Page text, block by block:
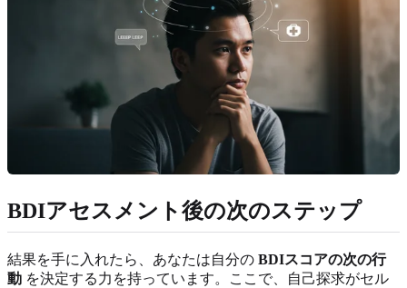
BDIアセスメント後の次のステップ
結果を手に入れたら、あなたは自分の BDIスコアの次の行
動 を決定する力を持っています。ここで、自己探求がセル